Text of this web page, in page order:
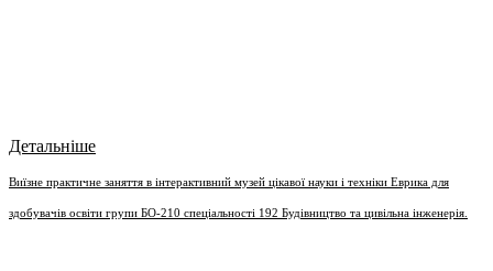
Детальніше
Виїзне практичне заняття в інтерактивний музей цікавої науки і техніки Еврика для
здобувачів освіти групи БО-210 спеціальності 192 Будівництво та цивільна інженерія.